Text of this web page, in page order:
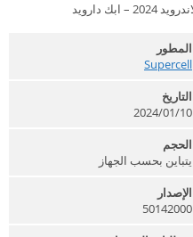
المطور
Supercell‏
التاريخ
2024/01/10
الحجم
يتباين بحسب الجهاز
الإصدار
50142000